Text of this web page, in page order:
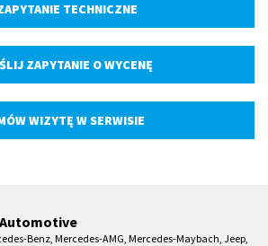
TECHNICZNE
ZAPYTANIE O WYCENĘ
WIZYTĘ W SERWISIE
Automotive
Benz, Mercedes-AMG, Mercedes-Maybach, Jeep,